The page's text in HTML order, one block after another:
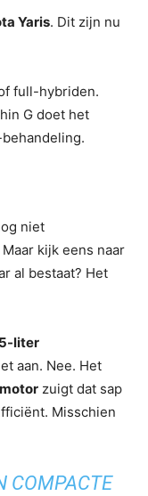
Yaris. Dit zijn nu
full-hybriden.
G doet het
niet
kijk eens naar
al bestaat? Het
liter
aan. Nee. Het
zuigt dat sap
Misschien
COMPACTE